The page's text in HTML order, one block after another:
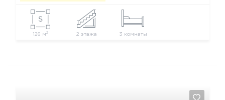
126 м2 2 этажа 3 комнаты